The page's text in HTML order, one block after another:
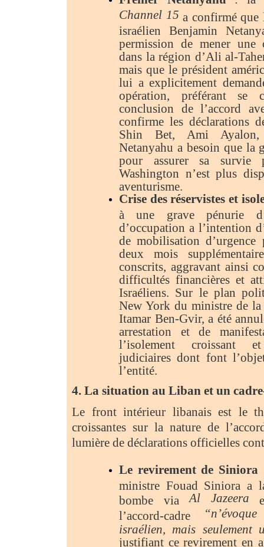
Channel 15 a confirmé que
israélien Benjamin
permission de mener une
dans la région d’Ali al-
mais que le président
lui a explicitement
opération, préférant se
conclusion de l’accord
confirme les déclarations
Shin Bet, Ami Ayalon,
Netanyahu a besoin que la
pour assurer sa survie
Washington n’est plus
aventurisme.
Crise des réservistes et
à une grave pénurie
d’occupation a l’intention
de mobilisation
deux mois
conscrits, aggravant ainsi
difficultés financières et
Israéliens. Sur le plan
New York du ministre de la
Itamar Ben-Gvir, a été
arrestation et de
l’isolement croissant
judiciaires dont font
l’entité.
4. La situation au Liban et un
Le front intérieur libanais est le
croissantes sur la nature de
lumière de déclarations officielles
Le revirement de Siniora
ministre Fouad Siniora a
bombe viaAl Jazeera
l’accord-cadre
israélien, mais seulement
justifiant ce revirement en